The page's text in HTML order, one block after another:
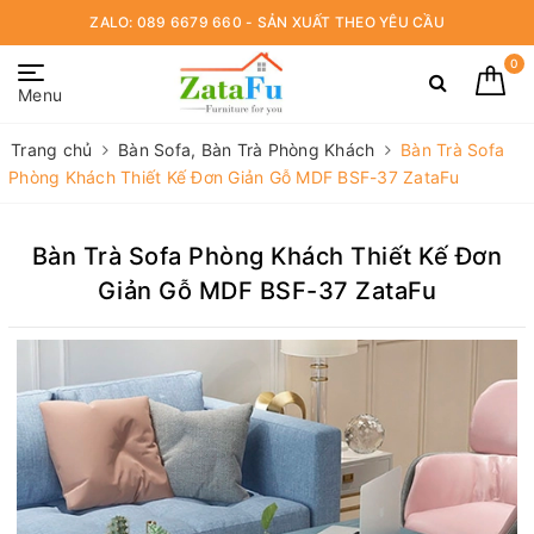
ZALO: 089 6679 660 - SẢN XUẤT THEO YÊU CẦU
Menu
0
Trang chủ Bàn Sofa, Bàn Trà Phòng Khách
Bàn Trà Sofa
Phòng Khách Thiết Kế Đơn Giản Gỗ MDF BSF-37 ZataFu
Bàn Trà Sofa Phòng Khách Thiết Kế Đơn
Giản Gỗ MDF BSF-37 ZataFu